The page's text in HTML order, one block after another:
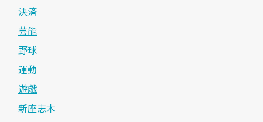
決済
芸能
野球
運動
遊戯
新座志木